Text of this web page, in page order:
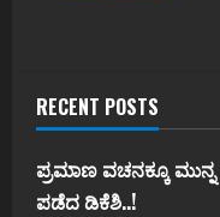
RECENT POSTS
ಪ್ರಮಾಣ ವಚನಕ್ಕೂ
ಪಡೆದ ಡಿಕೆಶಿ..!